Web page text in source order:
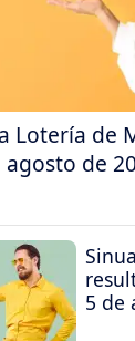
Lotería de
de
5 de